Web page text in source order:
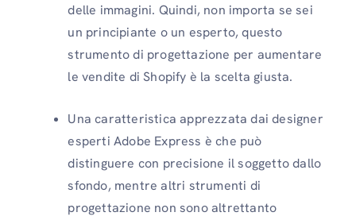
delle immagini. Quindi, non importa se sei
un principiante o un esperto, questo
strumento di progettazione per aumentare
le vendite di Shopify è la scelta giusta.
Una caratteristica apprezzata dai designer
esperti Adobe Express è che può
distinguere con precisione il soggetto dallo
sfondo, mentre altri strumenti di
progettazione non sono altrettanto